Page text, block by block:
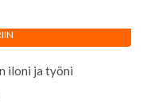
iloni ja työni